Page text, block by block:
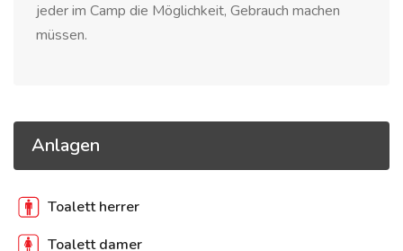
jeder im Camp die Möglichkeit, Gebrauch machen
müssen.
Anlagen
Toalett herrer
Toalett damer